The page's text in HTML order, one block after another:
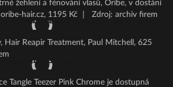
žehlení a fénování vlasů, Oribe, v dostání
hair.cz, 1195 Kč
Zdroj: archiv firem
Hair Reapir Treatment, Paul Mitchell, 625
Tangle Teezer Pink Chrome je dostupná